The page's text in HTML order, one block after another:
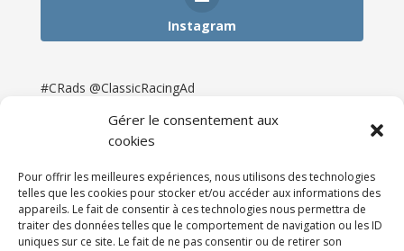
Gérer le consentement aux
cookies
Pour offrir les meilleures expériences, nous utilisons des technologies
telles que les cookies pour stocker et/ou accéder aux informations des
appareils. Le fait de consentir à ces technologies nous permettra de
traiter des données telles que le comportement de navigation ou les ID
uniques sur ce site. Le fait de ne pas consentir ou de retirer son
Instagram
#CRads @ClassicRacingAd